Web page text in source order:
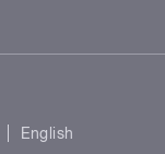
English